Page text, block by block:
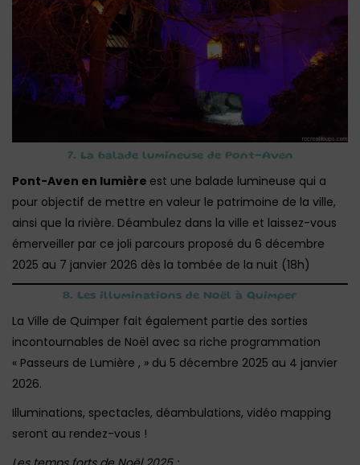
7. La balade lumineuse de Pont-Aven
Pont-Aven en lumière est une balade lumineuse qui a
pour objectif de mettre en valeur le patrimoine de la ville,
ainsi que la rivière. Déambulez dans la ville et laissez-vous
émerveiller par ce joli parcours proposé du 6 décembre
2025 au 7 janvier 2026 dès la tombée de la nuit (18h)
8. Les illuminations de Noël à Quimper
La Ville de Quimper fait également partie des sorties
incontournables de Noël avec sa riche programmation
« Passeurs de Lumière , » du 5 décembre 2025 au 4 janvier
2026.
Illuminations, spectacles, déambulations, vidéo mapping
seront au rendez-vous !